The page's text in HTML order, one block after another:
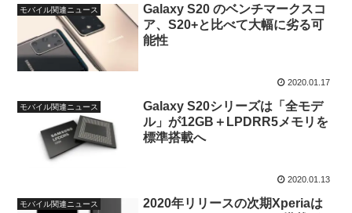
モバイル関連ニュース
Galaxy S20 のベンチマークスコ
ア、S20+と比べて大幅に劣る可
能性
2020.01.17
モバイル関連ニュース
Galaxy S20シリーズは「全モデ
ル」が12GB＋LPDRR5メモリを
標準搭載へ
2020.01.13
モバイル関連ニュース
2020年リリースの次期Xperiaは